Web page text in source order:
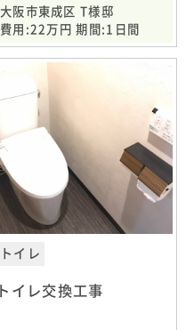
大阪市東成区 T様邸
費用:22万円 期間:1日間
トイレ
トイレ交換工事